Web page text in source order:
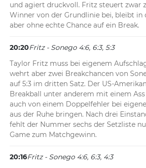
und agiert druckvoll. Fritz steuert zwar
Winner von der Grundlinie bei, bleibt in
aber ohne echte Chance auf ein Break.
20:20Fritz - Sonego 4:6, 6:3, 5:3
Taylor Fritz muss bei eigenem
wehrt aber zwei Breakchancen von
auf 5:3 im dritten Satz. Der US-
Breakball unter anderem mit einem
auch von einem Doppelfehler bei
aus der Ruhe bringen. Nach drei
fehlt der Nummer sechs der Setzliste
Game zum Matchgewinn.
20:16Fritz - Sonego 4:6, 6:3, 4:3